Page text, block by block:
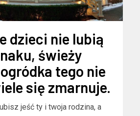
dzieci nie lubią
świeży
tego nie
się zmarnuje.
jeść ty i twoja rodzina, a